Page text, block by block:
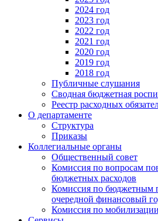
2024 год
2023 год
2022 год
2021 год
2020 год
2019 год
2018 год
Публичные слушания
Сводная бюджетная
Реестр расходных
О департаменте
Структура
Приказы
Коллегиальные органы
Общественный совет
Комиссия по вопросам
бюджетных расходов
Комиссия по бюджетным
очередной финансовый
Комиссия по